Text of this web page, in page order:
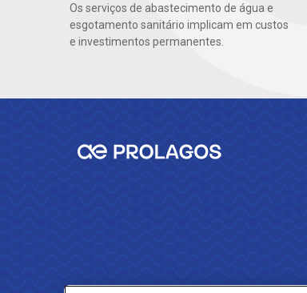
Os serviços de abastecimento de água e
esgotamento sanitário implicam em custos
e investimentos permanentes.